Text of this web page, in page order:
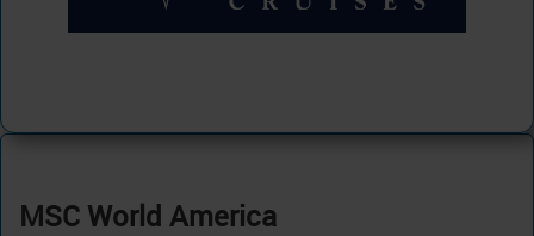
MSC World America